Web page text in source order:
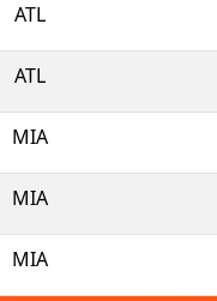
ATL
ATL
MIA
MIA
MIA